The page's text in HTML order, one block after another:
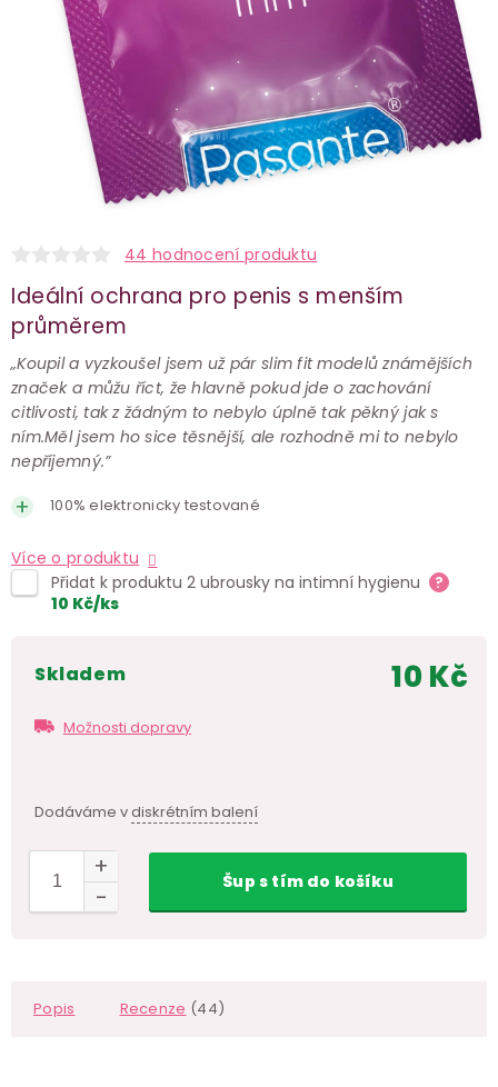
44 hodnocení produktu
Ideální ochrana pro penis s menším
průměrem
„Koupil a vyzkoušel jsem už pár slim fit modelů známějších
značek a můžu říct, že hlavně pokud jde o zachování
citlivosti, tak z žádným to nebylo úplně tak pěkný jak s
ním.Měl jsem ho sice těsnější, ale rozhodně mi to nebylo
nepříjemný.”
100% elektronicky testované
Více o produktu
Přidat k produktu 2 ubrousky na intimní hygienu
?
10 Kč/ks
skladem
Možnosti dopravy
Dodáváme vdiskrétním balení
10 Kč
Šups tímdo košíku
Popis Recenze (44)